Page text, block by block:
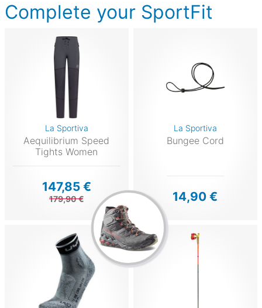
Complete your SportFit
La Sportiva
Aequilibrium Speed
Tights Women
147,85 €
179,90 €
La Sportiva
Bungee Cord
14,90 €